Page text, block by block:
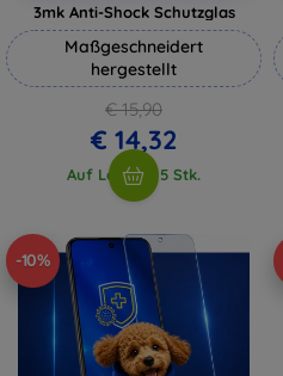
3mk Anti-Shock Schutzglas
Maßgeschneidert
hergestellt
€ 15,90
€ 14,32
Auf Lager > 5 Stk.
-10%